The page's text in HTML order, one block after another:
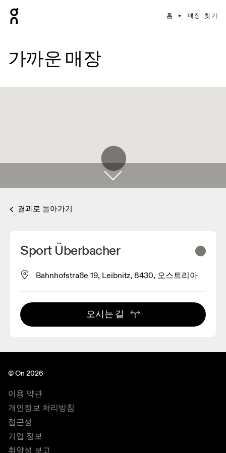
홈 매장 찾기
가까운 매장
결과로 돌아가기
Sport Überbacher
Bahnhofstraße 19, Leibnitz, 8430, 오스트리아
오시는 길
© On 2026
이용 약관
개인정보 처리방침
접근성
기업 정보
취약성 보고